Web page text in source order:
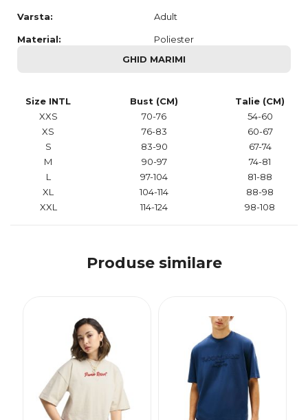
Varsta: Adult
Material:
Poliester
GHID MARIMI
Size INTL Bust (CM)
Talie (CM)
XXS
70-76
54-60
XS
76-83
60-67
S
83-90
67-74
M
90-97
74-81
L
97-104
81-88
XL
104-114
88-98
XXL
114-124 98-108
Produse similare